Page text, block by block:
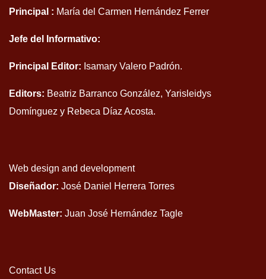
Principal : María del Carmen Hernández Ferrer
Jefe del Informativo:
Principal Editor: Isamary Valero Padrón.
Editors: Beatriz Barranco González, Yarisleidys
Domínguez y Rebeca Díaz Acosta.
Web design and development
Diseñador: José Daniel Herrera Torres
WebMaster: Juan José Hernández Tagle
Contact Us